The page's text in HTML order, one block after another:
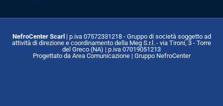
NefroCenter Scarl | p.iva 07572331218 - Gruppo di società soggetto ad
attività di direzione e coordinamento della Meg S.r.l. - via Tironi, 3 - Torre
del Greco (NA) | p.iva 07019051213
Progettato da Area Comunicazione | Gruppo NefroCenter